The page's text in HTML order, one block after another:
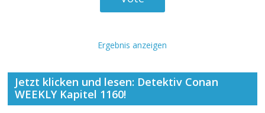
Ergebnis anzeigen
Jetzt klicken und lesen: Detektiv Conan
WEEKLY Kapitel 1160!